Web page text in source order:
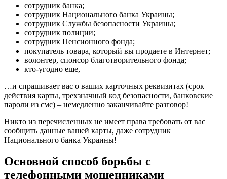
сотрудник банка;
сотрудник Национального банка Украины;
сотрудник Службы безопасности Украины;
сотрудник полиции;
сотрудник Пенсионного фонда;
покупатель товара, который вы продаете в Интернет;
волонтер, спонсор благотворительного фонда;
кто-угодно еще,
…и спрашивает вас о ваших карточных реквизитах (срок
действия карты, трехзначный код безопасности, банковские
пароли из смс) – немедленно заканчивайте разговор!
Никто из перечисленных не имеет права требовать от вас
сообщить данные вашей карты, даже сотрудник
Национального банка Украины!
Основной способ борьбы с
телефонными мошенниками